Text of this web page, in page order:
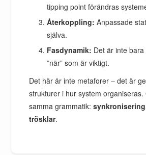
tipping point förändras
Återkoppling: Anpassade
själva.
Fasdynamik: Det är inte bara
”när” som är viktigt.
Det här är inte metaforer – det är
strukturer i hur system organiseras.
samma grammatik:
trösklar.